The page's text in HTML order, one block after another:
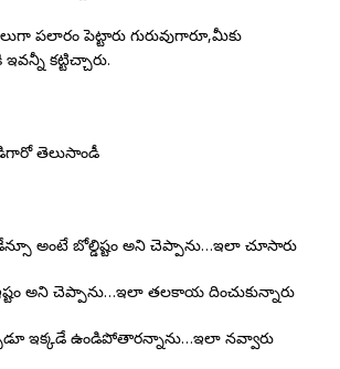
పలారం పెట్టారు గురువుగారూ,మీకు
కట్టిచ్చారు.
తెలుసాండీ
అంటే బోల్డిష్టం అని చెప్పాను…ఇలా చూసారు
అని చెప్పాను…ఇలా తలకాయ దించుకున్నారు
ఇక్కడే ఉండిపోతారన్నాను…ఇలా నవ్వారు